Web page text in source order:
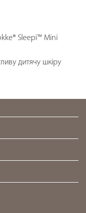
Sleepi™ Mini
дитячу шкіру